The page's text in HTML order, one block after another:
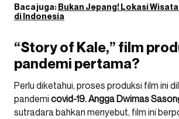
Baca juga:Bukan Jepang! Lokasi
di Indonesia
“Story of Kale,” film
pandemi pertama?
Perlu diketahui, proses produksi film ini
pandemi covid-19.Angga Dwimas
sutradara bahkan menyebut, film ini